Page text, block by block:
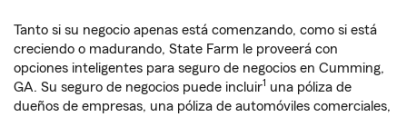
Tanto si su negocio apenas está comenzando, como si está
creciendo o madurando, State Farm le proveerá con
opciones inteligentes para seguro de negocios en Cumming,
GA. Su seguro de negocios puede incluir1 una póliza de
dueños de empresas, una póliza de automóviles comerciales,